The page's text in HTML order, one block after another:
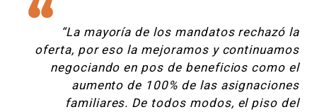
“La mayoría de los mandatos rechazó la
oferta, por eso la mejoramos y continuamos
negociando en pos de beneficios como el
aumento de 100% de las asignaciones
familiares. De todos modos, el piso del